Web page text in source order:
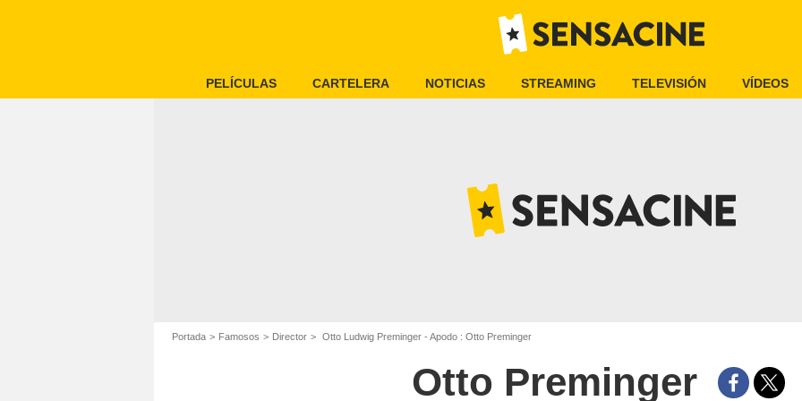
PELÍCULAS CARTELERA NOTICIAS STREAMING TELEVISIÓN VÍDEOS
Portada Famosos Director Otto Ludwig Preminger - Apodo : Otto Preminger
Otto Preminger